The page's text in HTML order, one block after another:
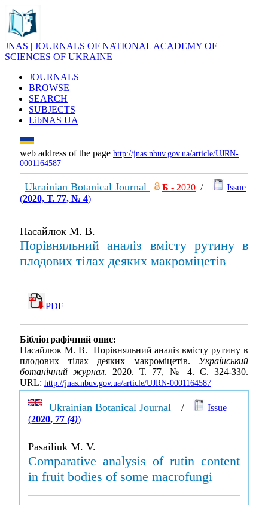
JNAS | JOURNALS OF NATIONAL ACADEMY OF
SCIENCES OF UKRAINE
JOURNALS
BROWSE
SEARCH
SUBJECTS
LibNAS UA
web address of the page http://jnas.nbuv.gov.ua/article/UJRN-
0001164587
Ukrainian Botanical Journal Б - 2020 /
Issue
(2020, Т. 77, № 4)
Пасайлюк М. В.
Порівняльний аналіз вмісту рутину в
плодових тілах деяких макроміцетів
PDF
Бібліографічний опис:
Пасайлюк М. В. Порівняльний аналіз вмісту рутину в
плодових тілах деяких макроміцетів. Український
ботанічний журнал. 2020. Т. 77, № 4. С. 324-330.
URL: http://jnas.nbuv.gov.ua/article/UJRN-0001164587
Ukrainian Botanical Journal /
Issue
(2020, 77(4))
Pasailiuk M. V.
Comparative analysis of rutin content
in fruit bodies of some macrofungi